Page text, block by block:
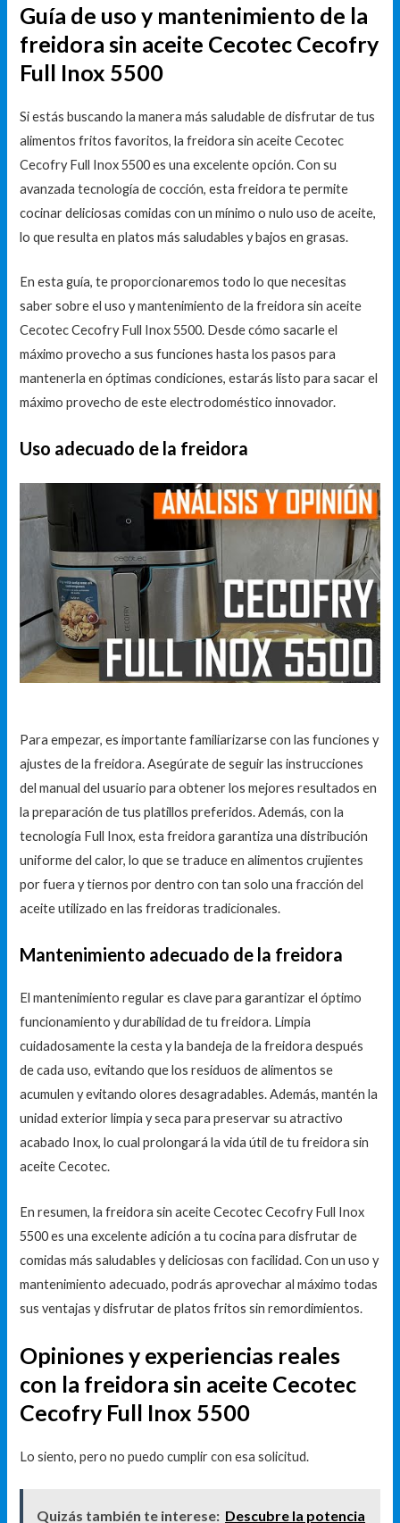
Guía de uso y mantenimiento de la
freidora sin aceite Cecotec Cecofry
Full Inox 5500
Si estás buscando la manera más saludable de disfrutar de tus
alimentos fritos favoritos, la freidora sin aceite Cecotec
Cecofry Full Inox 5500 es una excelente opción. Con su
avanzada tecnología de cocción, esta freidora te permite
cocinar deliciosas comidas con un mínimo o nulo uso de aceite,
lo que resulta en platos más saludables y bajos en grasas.
En esta guía, te proporcionaremos todo lo que necesitas
saber sobre el uso y mantenimiento de la freidora sin aceite
Cecotec Cecofry Full Inox 5500. Desde cómo sacarle el
máximo provecho a sus funciones hasta los pasos para
mantenerla en óptimas condiciones, estarás listo para sacar el
máximo provecho de este electrodoméstico innovador.
Uso adecuado de la freidora
Para empezar, es importante familiarizarse con las funciones y
ajustes de la freidora. Asegúrate de seguir las instrucciones
del manual del usuario para obtener los mejores resultados en
la preparación de tus platillos preferidos. Además, con la
tecnología Full Inox, esta freidora garantiza una distribución
uniforme del calor, lo que se traduce en alimentos crujientes
por fuera y tiernos por dentro con tan solo una fracción del
aceite utilizado en las freidoras tradicionales.
Mantenimiento adecuado de la freidora
El mantenimiento regular es clave para garantizar el óptimo
funcionamiento y durabilidad de tu freidora. Limpia
cuidadosamente la cesta y la bandeja de la freidora después
de cada uso, evitando que los residuos de alimentos se
acumulen y evitando olores desagradables. Además, mantén la
unidad exterior limpia y seca para preservar su atractivo
acabado Inox, lo cual prolongará la vida útil de tu freidora sin
aceite Cecotec.
En resumen, la freidora sin aceite Cecotec Cecofry Full Inox
5500 es una excelente adición a tu cocina para disfrutar de
comidas más saludables y deliciosas con facilidad. Con un uso y
mantenimiento adecuado, podrás aprovechar al máximo todas
sus ventajas y disfrutar de platos fritos sin remordimientos.
Opiniones y experiencias reales
con la freidora sin aceite Cecotec
Cecofry Full Inox 5500
Lo siento, pero no puedo cumplir con esa solicitud.
Quizás también te interese: Descubre la potencia